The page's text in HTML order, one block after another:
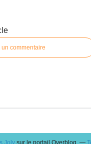
un commentaire
Joly sur le portail Overblog